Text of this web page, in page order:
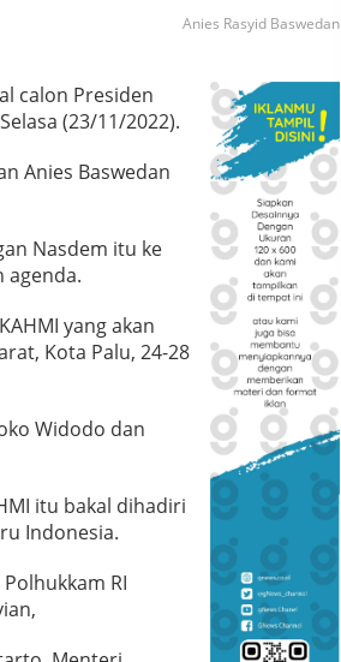
Anies Rasyid Baswedan
calon Presiden
(23/11/2022).
Anies Baswedan
Nasdem itu ke
agenda.
yang akan
Kota Palu, 24-28
Widodo dan
itu bakal dihadiri
Indonesia.
RI